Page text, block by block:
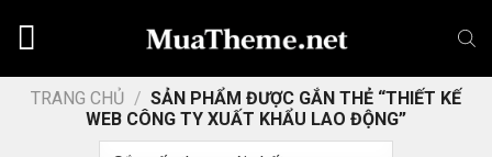
dungTRANG CHỦ / SẢN PHẨM ĐƯỢC GẮN THẺ “THIẾT KẾ
WEB CÔNG TY XUẤT KHẨU LAO ĐỘNG”